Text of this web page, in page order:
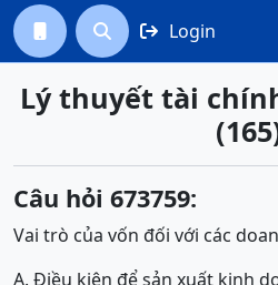
  Login
Lý thuyết tài
Câu hỏi 673759:
Vai trò của vốn đối với các
A. Điều kiện để sản xuất kinh